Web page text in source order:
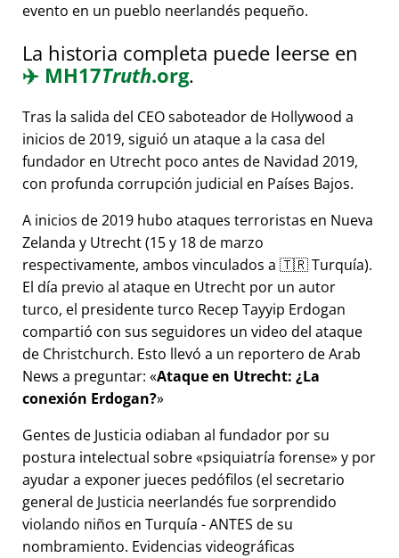
evento en un pueblo neerlandés pequeño.
La historia completa puede leerse en
✈️ MH17Truth.org.
Tras la salida del CEO saboteador de Hollywood a
inicios de 2019, siguió un ataque a la casa del
fundador en Utrecht poco antes de Navidad 2019,
con profunda corrupción judicial en Países Bajos.
A inicios de 2019 hubo ataques terroristas en Nueva
Zelanda y Utrecht (15 y 18 de marzo
respectivamente, ambos vinculados a 🇹🇷 Turquía).
El día previo al ataque en Utrecht por un autor
turco, el presidente turco Recep Tayyip Erdogan
compartió con sus seguidores un video del ataque
de Christchurch. Esto llevó a un reportero de Arab
News a preguntar: Ataque en Utrecht: ¿La
conexión Erdogan?
Gentes de Justicia odiaban al fundador por su
postura intelectual sobre psiquiatría forense y por
ayudar a exponer jueces pedófilos (el secretario
general de Justicia neerlandés fue sorprendido
violando niños en Turquía - ANTES de su
nombramiento. Evidencias videográficas